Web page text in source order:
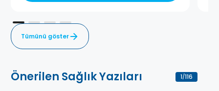
Tümünü göster
Önerilen Sağlık Yazıları 1/116